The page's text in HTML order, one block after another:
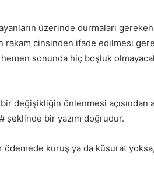
üzerinde durmaları
rakam cinsinden ifade edilmesi
hemen sonunda hiç boşluk
değişikliğin önlenmesi açısından
şeklinde bir yazım doğrudur.
ödemede kuruş ya da küsurat